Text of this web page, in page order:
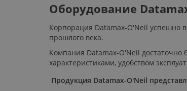
Оборудование
Корпорация Datamax-O'Neil успешно
прошлого века.
Компания Datamax-O'Neil достаточно
характеристиками, удобством
Продукция Datamax-O'Neil